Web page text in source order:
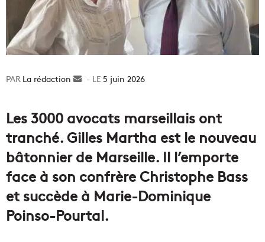
La rédaction
Envoyer5 juin 2026
Les 3000 avocats marseillais ont
tranché. Gilles Martha est le nouveau
bâtonnier de Marseille. Il l’emporte
face à son confrère Christophe Bass
et succède à Marie-Dominique
Poinso-Pourtal.